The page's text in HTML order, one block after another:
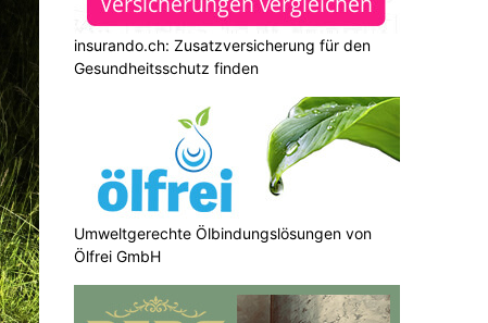
insurando.ch: Zusatzversicherung für den
Gesundheitsschutz finden
Umweltgerechte Ölbindungslösungen von
Ölfrei GmbH